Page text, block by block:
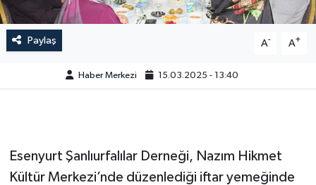
Paylaş A- A+
Haber Merkezi 15.03.2025 - 13:40
Esenyurt Şanlıurfalılar Derneği, Nazım Hikmet
Kültür Merkezi’nde düzenlediği iftar yemeğinde